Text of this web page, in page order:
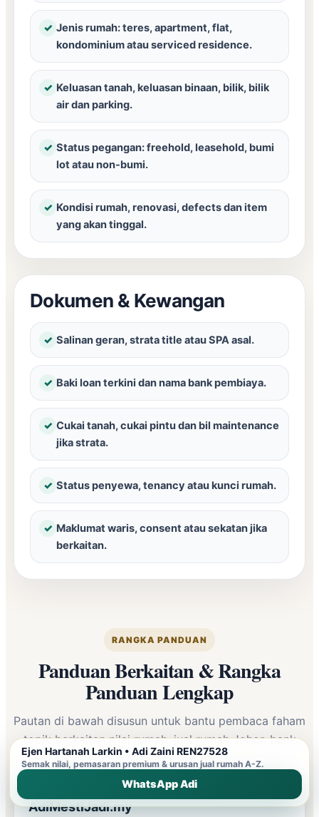
✓ Jenis rumah: teres, apartment, flat,
kondominium atau serviced residence.
✓ Keluasan tanah, keluasan binaan, bilik, bilik
air dan parking.
✓ Status pegangan: freehold, leasehold, bumi
lot atau non-bumi.
✓ Kondisi rumah, renovasi, defects dan item
yang akan tinggal.
Dokumen & Kewangan
✓ Salinan geran, strata title atau SPA asal.
✓ Baki loan terkini dan nama bank pembiaya.
✓ Cukai tanah, cukai pintu dan bil maintenance
jika strata.
✓ Status penyewa, tenancy atau kunci rumah.
✓ Maklumat waris, consent atau sekatan jika
berkaitan.
RANGKA PANDUAN
Panduan Berkaitan & Rangka
Panduan Lengkap
Pautan di bawah disusun untuk bantu pembaca faham
topik berkaitan nilai rumah,jual rumah Johor, bank
value, dokumen dan ejen hartanah berdaftar.
AdiMestiJadi.my
Ejen Hartanah Larkin • Adi Zaini REN27528
Semak nilai, pemasaran premium & urusan jual rumah A-Z.
WhatsApp Adi